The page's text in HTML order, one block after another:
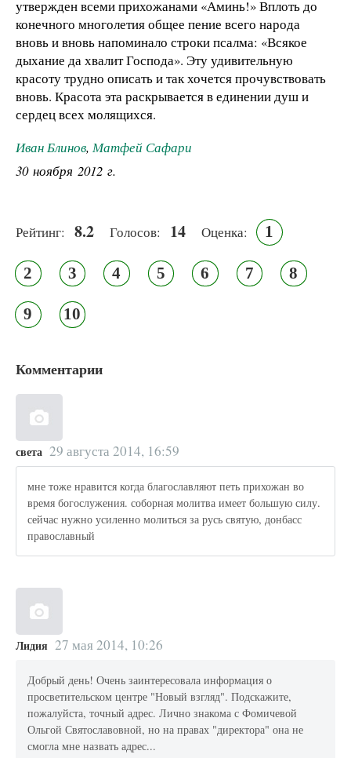
утвержден всеми прихожанами «Аминь!» Вплоть до
конечного многолетия общее пение всего народа
вновь и вновь напоминало строки псалма: «Всякое
дыхание да хвалит Господа». Эту удивительную
красоту трудно описать и так хочется прочувствовать
вновь. Красота эта раскрывается в единении душ и
сердец всех молящихся.
Иван Блинов, Матфей Сафари
30 ноября 2012 г.
Рейтинг: 8.2 Голосов: 14 Оценка: 1
2 3 4 5 6 7 8
9 10
Комментарии
света 29 августа 2014, 16:59
мне тоже нравится когда благославляют петь прихожан во
время богослужения. соборная молитва имеет большую силу.
сейчас нужно усиленно молиться за русь святую, донбасс
православный
Лидия 27 мая 2014, 10:26
Добрый день! Очень заинтересовала информация о
просветительском центре "Новый взгляд". Подскажите,
пожалуйста, точный адрес. Лично знакома с Фомичевой
Ольгой Святославовной, но на правах "директора" она не
смогла мне назвать адрес...